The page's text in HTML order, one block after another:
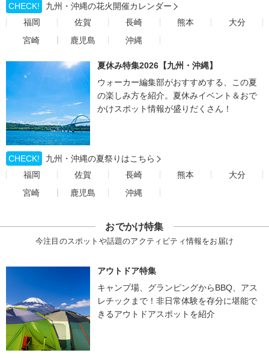
CHECK!
九州・沖縄の花火開催カレンダー
福岡
佐賀 長崎 熊本
大分
宮崎
鹿児島 沖縄
夏休み特集2026【九州・沖縄】
ウォーカー編集部がおすすめする、この夏
の楽しみ方を紹介。夏休みイベント＆おで
かけスポット情報が盛りだくさん！
CHECK!
九州・沖縄の夏祭りはこちら
福岡
佐賀 長崎 熊本
大分
宮崎
鹿児島 沖縄
おでかけ特集
今注目のスポットや話題のアクティビティ情報をお届け
アウトドア特集
キャンプ場、グランピングからBBQ、アス
レチックまで！非日常体験を存分に堪能で
きるアウトドアスポットを紹介